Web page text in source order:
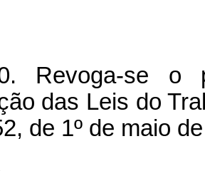
Revoga-se o
das Leis do
de 1º de maio